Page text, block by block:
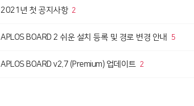
2021년 첫 공지사항 2
APLOS BOARD 2 쉬운 설치 등록 및 경로 변경 안내 5
APLOS BOARD v2.7 (Premium) 업데이트 2